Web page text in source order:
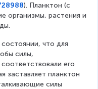
). Планктон (с
организмы, растения и
что для
силы,
его
заставляет планктон
силы